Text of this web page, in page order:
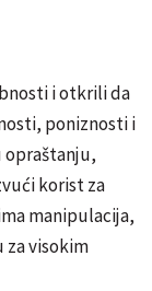
i otkrili da
poniznosti i
opraštanju,
korist za
manipulacija,
za visokim